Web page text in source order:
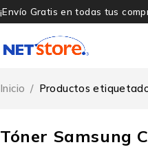
¡Envío Gratis en todas tus
Tóner Samsung
Inicio / Productos